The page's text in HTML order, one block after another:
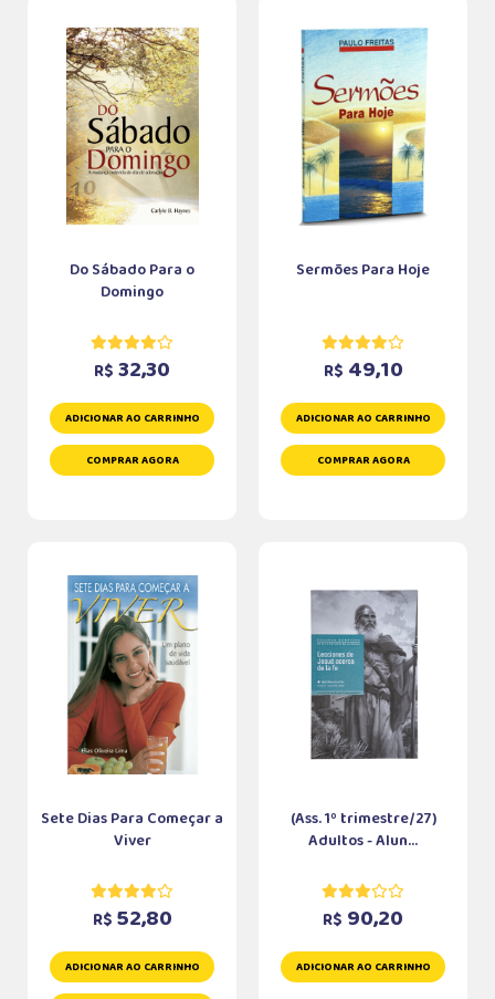
Do Sábado Para o
Domingo
R$ 32,30
ADICIONAR AO CARRINHO
COMPRAR AGORA
Sermões Para Hoje
R$ 49,10
ADICIONAR AO CARRINHO
COMPRAR AGORA
Sete Dias Para Começar a
Viver
R$ 52,80
ADICIONAR AO CARRINHO
(Ass. 1º trimestre/27)
Adultos - Alun...
R$ 90,20
ADICIONAR AO CARRINHO